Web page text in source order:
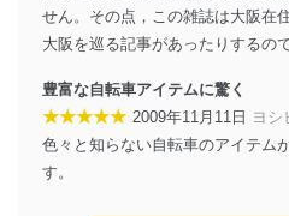
せん。その点，この雑誌は大阪在
大阪を巡る記事があったりするの
豊富な自転車アイテムに驚く
★★★★★ 2009年11月11日 ヨシ
色々と知らない自転車のアイテム
す。